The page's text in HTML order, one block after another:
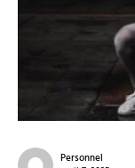
Personnel